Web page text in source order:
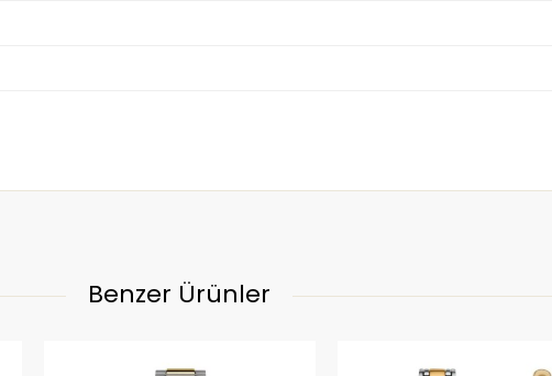
Benzer Ürünler